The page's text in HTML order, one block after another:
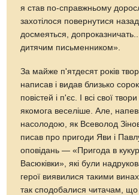
я став по-справжньому
захотілося повернутися
досмеяться,
дитячим письменником».
За майже п'ятдесят років
написав і видав близько
повістей і п'єс. І всі свої
якомога веселіше. Але,
насолодою, як Всеволод
писав про пригоди Яви і
оповідань — «Пригода в
Васюківки», які були
герої виявилися такими
так сподобалися читачам, що